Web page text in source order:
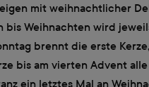
mit weihnachtlicher
bis Weihnachten wird
brennt die erste
bis am vierten Advent
ein letztes Mal an